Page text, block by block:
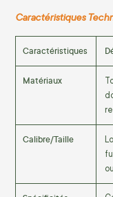
Caractéristiques
Caractéristiques
Matériaux
Calibre/Taille